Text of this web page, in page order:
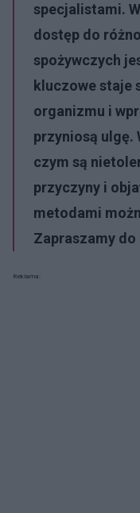
specjalistami.
dostęp do
spożywczych
kluczowe staje
organizmu i
przyniosą ulgę.
czym są
przyczyny i
metodami
Zapraszamy
Reklama: